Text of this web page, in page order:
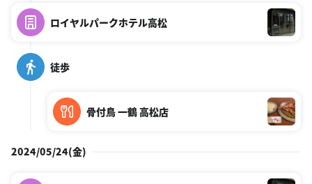
ロイヤルパークホテル高松
徒歩
骨付鳥 一鶴 高松店
2024/05/24(金)